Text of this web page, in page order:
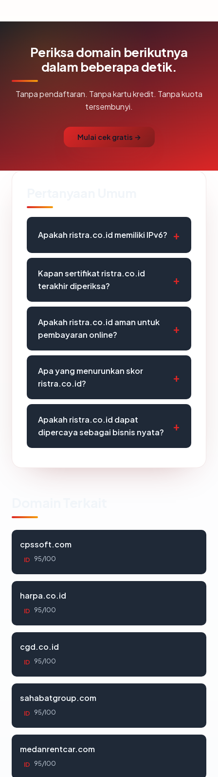
Periksa domain berikutnya
dalam beberapa detik.
Tanpa pendaftaran. Tanpa kartu kredit. Tanpa kuota
tersembunyi.
Mulai cek gratis →
Apakah ristra.co.id memiliki IPv6?
Kapan sertifikat ristra.co.id
terakhir diperiksa?
Apakah ristra.co.id aman untuk
pembayaran online?
Apa yang menurunkan skor
ristra.co.id?
Apakah ristra.co.id dapat
dipercaya sebagai bisnis nyata?
cpssoft.com
ID 95/100
harpa.co.id
ID 95/100
cgd.co.id
ID 95/100
sahabatgroup.com
ID 95/100
medanrentcar.com
ID 95/100